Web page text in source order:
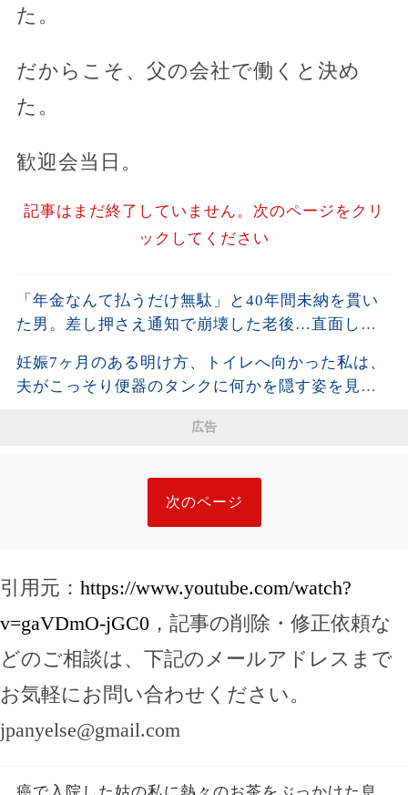
た。
だからこそ、父の会社で働くと決め
た。
歓迎会当日。
記事はまだ終了していません。次のページをクリ
ックしてください
「年金なんて払うだけ無駄」と40年間未納を貫い
た男。差し押さえ通知で崩壊した老後…直面した
妊娠7ヶ月のある明け方、トイレへ向かった私は、
夫がこっそり便器のタンクに何かを隠す姿を見て
は声も出せず凍りついた――
広告
次のページ
引用元： https://www.youtube.com/watch?
v=gaVDmO-jGC0 ，記事の削除・修正依頼な
どのご相談は、下記のメールアドレスまで
お気軽にお問い合わせください。
jpanyelse@gmail.com